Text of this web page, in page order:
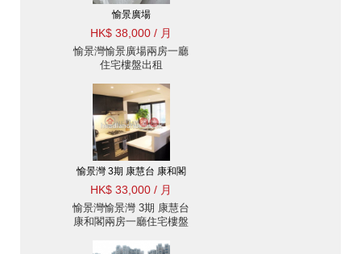
愉景廣場
HK$ 38,000 / 月
愉景灣愉景廣場兩房一廳
住宅樓盤出租
愉景灣 3期 康慧台 康和閣
HK$ 33,000 / 月
愉景灣愉景灣 3期 康慧台
康和閣兩房一廳住宅樓盤